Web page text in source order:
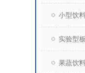
小型饮
实验型
果蔬饮